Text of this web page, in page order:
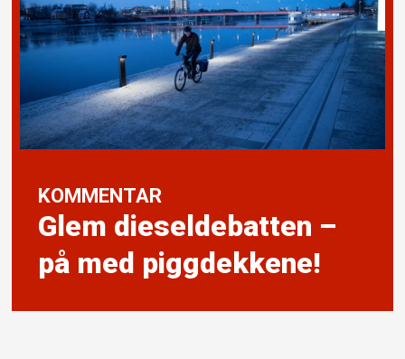
KOMMENTAR
Glem dieseldebatten –
på med piggdekkene!